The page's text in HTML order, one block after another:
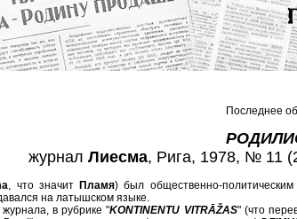
Последнее
журнал Лиесма, Рига, 1978, № 11
, что значит Пламя) был общественно-
на латышском языке.
в рубрике "KONTINENTU VITRĀŽAS" (что